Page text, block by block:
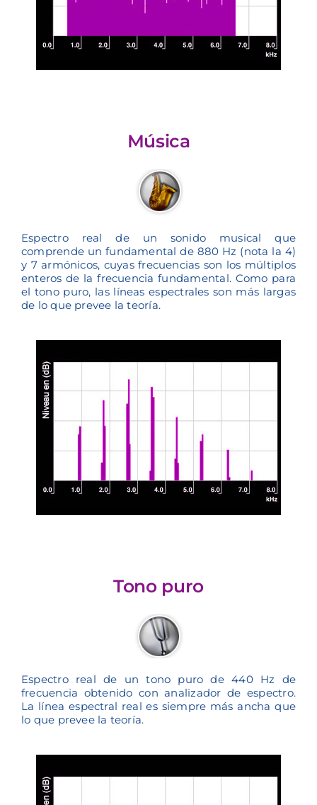
Música
Espectro real de un sonido musical que
comprende un fundamental de 880 Hz (nota la 4)
y 7 armónicos, cuyas frecuencias son los múltiplos
enteros de la frecuencia fundamental. Como para
el tono puro, las líneas espectrales son más largas
de lo que prevee la teoría.
Tono puro
Espectro real de un tono puro de 440 Hz de
frecuencia obtenido con analizador de espectro.
La línea espectral real es siempre más ancha que
lo que prevee la teoría.